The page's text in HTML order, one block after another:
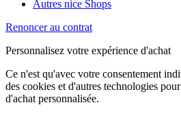
Autres nice Shops
Renoncer au contrat
Personnalisez votre expérience d'achat
Ce n'est qu'avec votre consentement
des cookies et d'autres technologies
d'achat personnalisée.